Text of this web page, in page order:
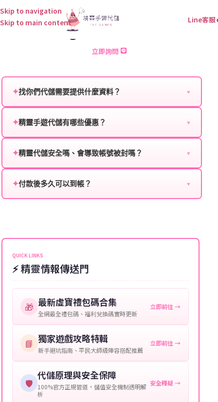
Skip to navigation
Skip to main content
Line客服
Knight’sRaid 儲值
立即詢問
✦找你們代儲需要提供什麼資料？ ▼
服：
角色名稱：您遊戲中的角色名稱。
等級：角色的當前等級。
提供這些信息能幫助我們更快地處理您的代儲需求，確
保您盡享遊戲樂趣！
✦精靈手遊代儲有哪些優惠？ ▼
贈送、大額儲值優惠及節日限定活動，儲值最低6折
✦精靈代儲安全嗎、會導致帳號被封嗎？ ▼
單，不使用外掛程式、非法點數或異常儲值管道。您獲
✦付款後多久可以到帳？ ▼
可直接聯絡客服查詢訂單進度。
QUICK LINKS
⚡ 精靈情報傳送門
🎁 最新虛寶禮包碼合集
全網最全禮包碼、福利兌換碼實時更新
立即前往 →
📘 獨家遊戲攻略特輯
新手避坑指南、平民大師級陣容搭配推薦
立即前往 →
🛡️
代儲原理與安全保障
100%官方正規管道，儲值安全機制透明解
析
安全釋疑 →